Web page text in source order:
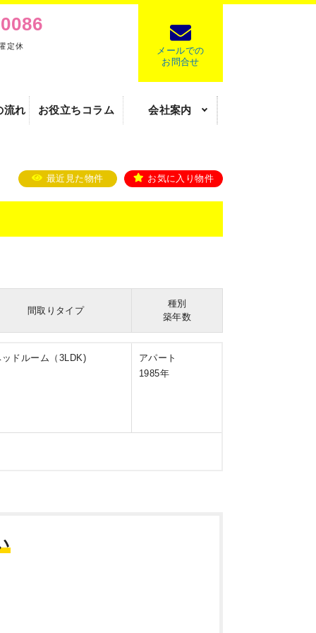
定休
メールでの
お問合せ
流れ お役立ちコラム 会社案内
最近見た物件 お気に入り物件
間取りタイプ
種別
築年数
ッドルーム（3LDK)
アパート
1985年